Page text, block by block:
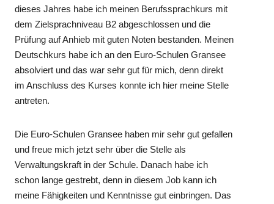
dieses Jahres habe ich meinen Berufssprachkurs mit
dem Zielsprachniveau B2 abgeschlossen und die
Prüfung auf Anhieb mit guten Noten bestanden. Meinen
Deutschkurs habe ich an den Euro-Schulen Gransee
absolviert und das war sehr gut für mich, denn direkt
im Anschluss des Kurses konnte ich hier meine Stelle
antreten.
Die Euro-Schulen Gransee haben mir sehr gut gefallen
und freue mich jetzt sehr über die Stelle als
Verwaltungskraft in der Schule. Danach habe ich
schon lange gestrebt, denn in diesem Job kann ich
meine Fähigkeiten und Kenntnisse gut einbringen. Das